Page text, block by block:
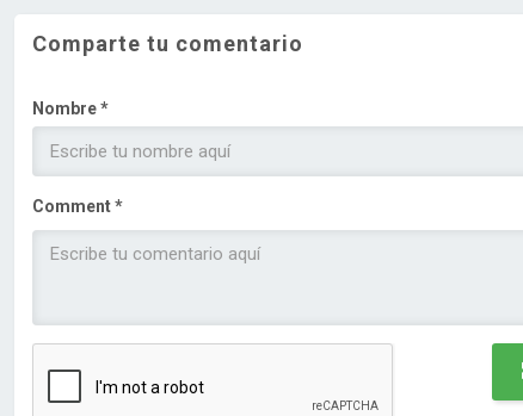
Comparte tu comentario
Nombre *
Comment *